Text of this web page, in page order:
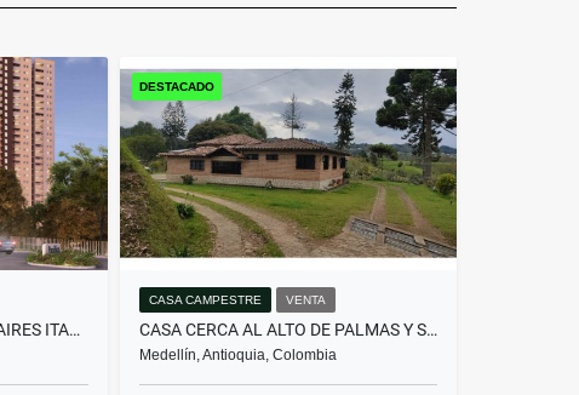
APTO PARA ESTRENAR DITAIRES ITAGUI
DESTACADO
CASA CAMPESTRE VENTA
CASA CERCA AL ALTO DE PALMAS Y SANTA ELENA
Medellín, Antioquia, Colombia